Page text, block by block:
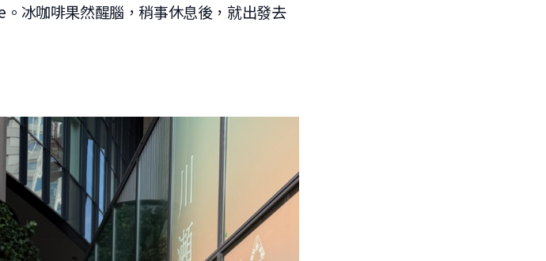
冰咖啡果然醒腦，稍事休息後，就出發去